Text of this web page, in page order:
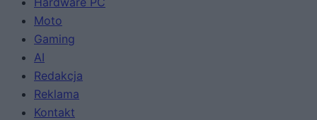
Moto
Gaming
AI
Redakcja
Reklama
Kontakt